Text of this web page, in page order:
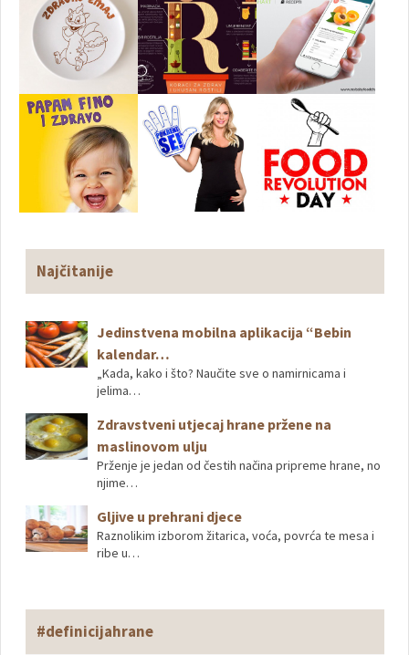
Najčitanije
Jedinstvena mobilna aplikacija “Bebin
kalendar…
„Kada, kako i što? Naučite sve o namirnicama i
jelima…
Zdravstveni utjecaj hrane pržene na
maslinovom ulju
Prženje je jedan od čestih načina pripreme hrane, no
njime…
Gljive u prehrani djece
Raznolikim izborom žitarica, voća, povrća te mesa i
ribe u…
#definicijahrane